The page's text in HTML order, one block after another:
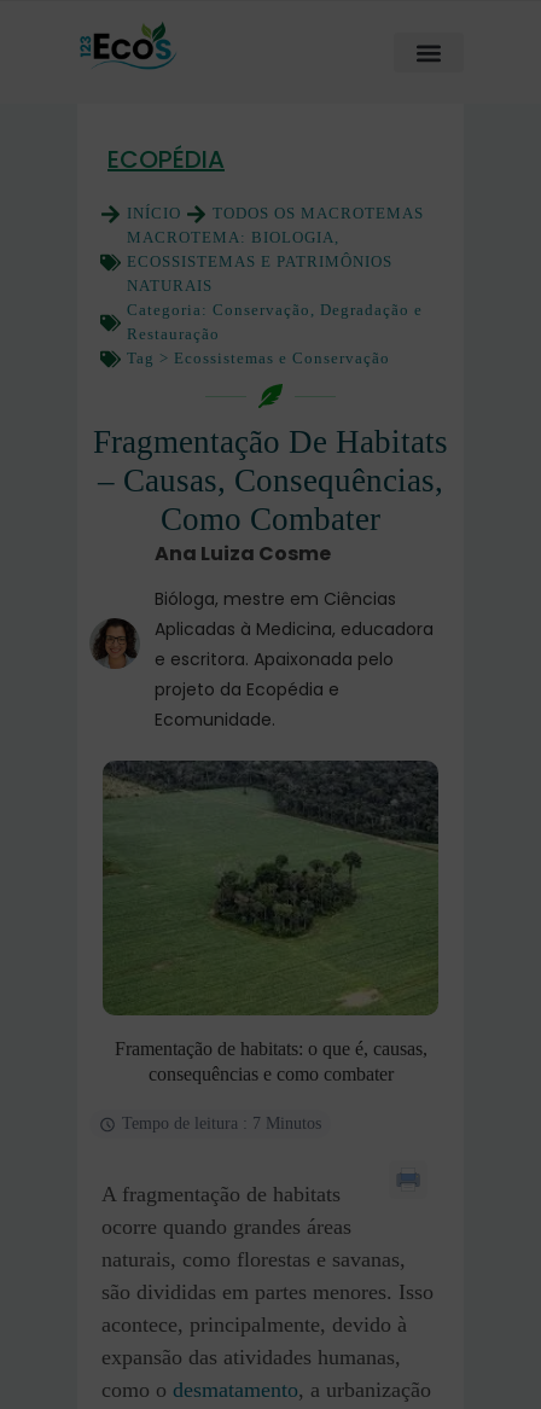
ECOPÉDIA
INÍCIO
TODOS OS MACROTEMAS
MACROTEMA: BIOLOGIA,
ECOSSISTEMAS E PATRIMÔNIOS
NATURAIS
Categoria: Conservação, Degradação e
Restauração
Tag > Ecossistemas e Conservação
Fragmentação De Habitats
– Causas, Consequências,
Como Combater
Ana Luiza Cosme
Bióloga, mestre em Ciências
Aplicadas à Medicina, educadora
e escritora. Apaixonada pelo
projeto da Ecopédia e
Ecomunidade.
Framentação de habitats: o que é, causas,
consequências e como combater
Tempo de leitura : 7 Minutos
A fragmentação de habitats
ocorre quando grandes áreas
naturais, como florestas e savanas,
são divididas em partes menores. Isso
acontece, principalmente, devido à
expansão das atividades humanas,
como o desmatamento, a urbanização